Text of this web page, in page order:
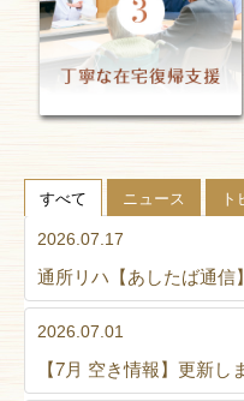
すべて ニュース
2026.07.17
通所リハ【あしたば通信
2026.07.01
【7月 空き情報】更新し